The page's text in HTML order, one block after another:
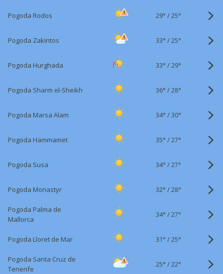
Pogoda Rodos 29° /25°
Pogoda Zakintos 33° /25°
Pogoda Hurghada 33° /29°
Pogoda Sharm el-Sheikh 36° /28°
Pogoda Marsa Alam 34° /30°
Pogoda Hammamet 35° /27°
Pogoda Susa 34° /27°
Pogoda Monastyr 32° /28°
Pogoda Palma de
Mallorca
34° /27°
Pogoda Lloret de Mar 31° /25°
Pogoda Santa Cruz de
Tenerife
25° /22°